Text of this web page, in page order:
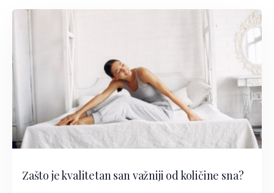
Zašto je kvalitetan san važniji od količine sna?